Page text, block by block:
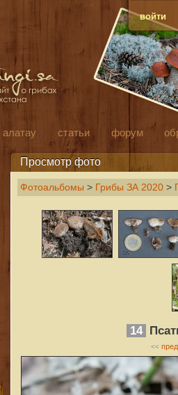
войти
алатау статьи форум
Просмотр фото
Фотоальбомы > Грибы ЗА 2020>
14
<<